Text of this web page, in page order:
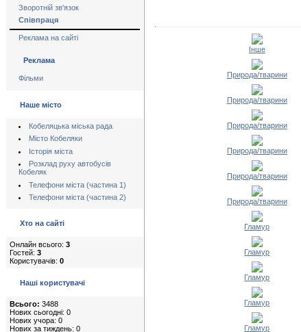
Зворотній зв'язок
Співпраця
Реклама на сайті
Реклама
Фільми
Наше місто
Кобеляцька міська рада
Місто Кобеляки
Історія міста
Розклад руху автобусів
Кобеляк
Телефони міста (частина 1)
Телефони міста (частина 2)
Хто на сайті
Онлайн всього: 3
Гостей: 3
Користувачів: 0
Наші користувачі
Всього: 3488
Нових сьогодні: 0
Нових учора: 0
Нових за тиждень: 0
Інше
Природа/тварини
Природа/тварини
Природа/тварини
Природа/тварини
Природа/тварини
Природа/тварини
Гламур
Гламур
Гламур
Гламур
Гламур